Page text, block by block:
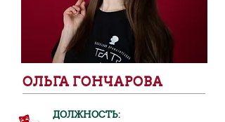
ОЛЬГА ГОНЧАРОВА
ДОЛЖНОСТЬ: